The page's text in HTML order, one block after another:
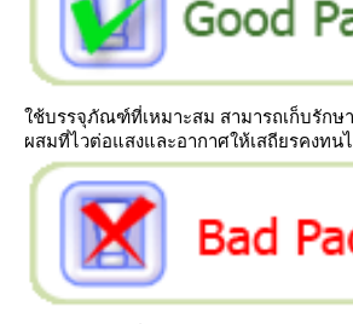
ช้บรรจุภัณฑ์ที่เหมาะสม สามารถเก็บรักษ
ผสมที่ไวต่อแสงและอากาศให้เสถียรคงทน